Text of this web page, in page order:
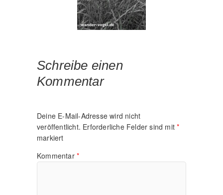
Schreibe einen
Kommentar
Deine E-Mail-Adresse wird nicht
veröffentlicht. Erforderliche Felder sind mit*
markiert
Kommentar *